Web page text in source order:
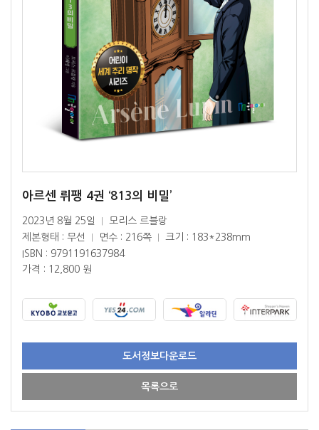
아르센 뤼팽 4권 ‘813의 비밀’
2023년 8월 25일
모리스 르블랑
제본형태 : 무선
면수 : 216쪽
크기 : 183*238mm
ISBN : 9791191637984
가격 : 12,800 원
도서정보다운로드
목록으로